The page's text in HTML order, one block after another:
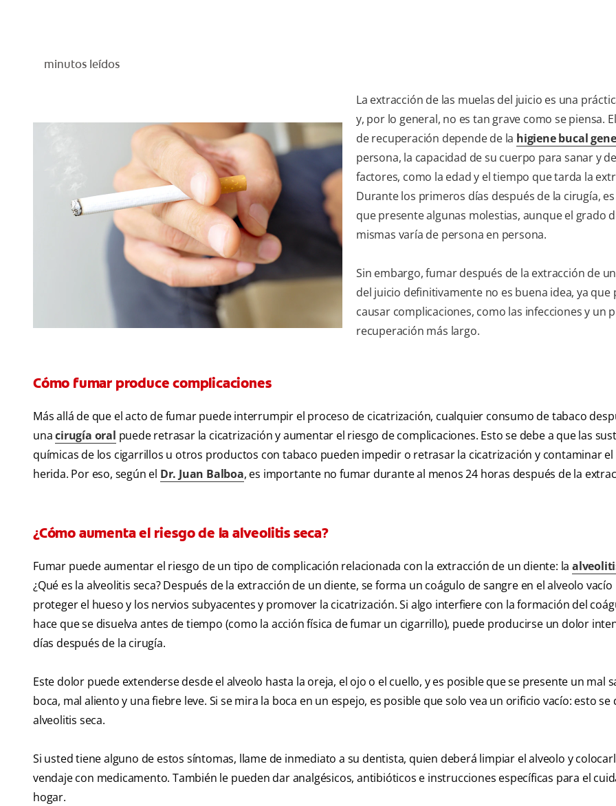
minutos leídos
La extracción de las muelas del juicio es una
y, por lo general, no es tan grave como se piensa.
de recuperación depende de la higiene bucal
persona, la capacidad de su cuerpo para sanar y
factores, como la edad y el tiempo que tarda la
Durante los primeros días después de la cirugía,
que presente algunas molestias, aunque el grado
mismas varía de persona en persona.
Sin embargo, fumar después de la extracción de
del juicio definitivamente no es buena idea, ya que
causar complicaciones, como las infecciones y un
recuperación más largo.
Cómo fumar produce complicaciones
Más allá de que el acto de fumar puede interrumpir el proceso de cicatrización, cualquier consumo de tabaco
unacirugía oral puede retrasar la cicatrización y aumentar el riesgo de complicaciones. Esto se debe a que las
químicas de los cigarrillos u otros productos con tabaco pueden impedir o retrasar la cicatrización y contaminar el
herida. Por eso, según el Dr. Juan Balboa, es importante no fumar durante al menos 24 horas después de la
¿Cómo aumenta el riesgo de la alveolitis seca?
Fumar puede aumentar el riesgo de un tipo de complicación relacionada con la extracción de un diente: la
¿Qué es la alveolitis seca? Después de la extracción de un diente, se forma un coágulo de sangre en el alveolo
proteger el hueso y los nervios subyacentes y promover la cicatrización. Si algo interfiere con la formación del
hace que se disuelva antes de tiempo (como la acción física de fumar un cigarrillo), puede producirse un dolor
días después de la cirugía.
Este dolor puede extenderse desde el alveolo hasta la oreja, el ojo o el cuello, y es posible que se presente un mal
boca, mal aliento y una fiebre leve. Si se mira la boca en un espejo, es posible que solo vea un orificio vacío: esto
alveolitis seca.
Si usted tiene alguno de estos síntomas, llame de inmediato a su dentista, quien deberá limpiar el alveolo y
vendaje con medicamento. También le pueden dar analgésicos, antibióticos e instrucciones específicas para el
hogar.